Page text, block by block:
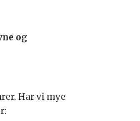
og
Har vi mye